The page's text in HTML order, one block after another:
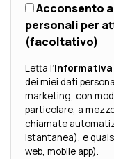
Acconsento
personali per
(facoltativo)
Letta l’Informativa
dei miei dati personali da
marketing, con
particolare, a
chiamate
istantanea), e
web, mobile app).